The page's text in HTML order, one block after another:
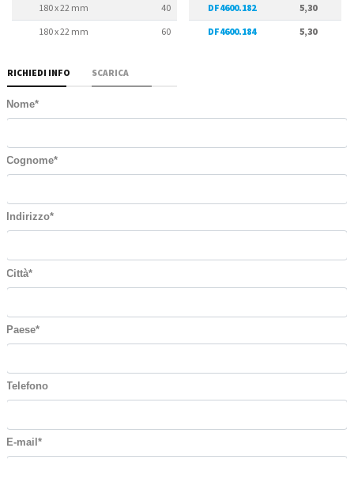
180 x 22 mm
40
180 x 22 mm
60
DF4600.182
5,30
DF4600.184
5,30
RICHIEDI INFO SCARICA